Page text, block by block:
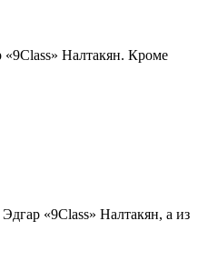
Налтакян. Кроме
«9Class» Налтакян, а из